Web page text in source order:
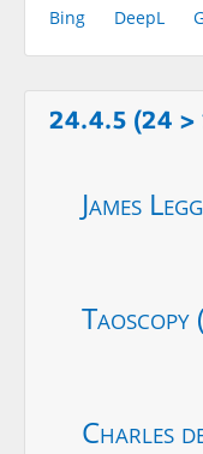
Bing DeepL
24.4.5 (24 >
James
Taoscopy
Charles